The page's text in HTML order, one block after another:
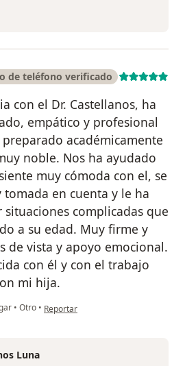
de teléfono verificado
con el Dr. Castellanos, ha
empático y profesional
académicamente
noble. Nos ha ayudado
muy cómoda con el, se
tomada en cuenta y le ha
complicadas que
a su edad. Muy firme y
de vista y apoyo emocional.
con él y con el trabajo
mi hija.
• Otro • en opinión del usuario Alicia G.
Reportar
Luna